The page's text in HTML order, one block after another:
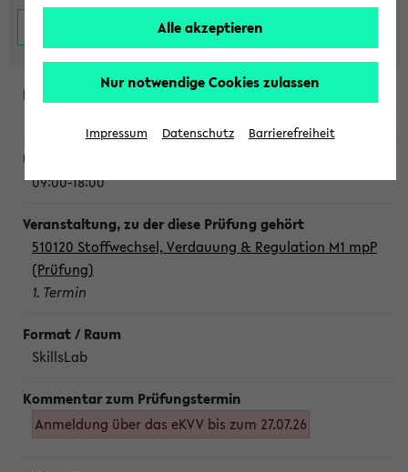
09:00-18:00
510120 Stoffwechsel, Verdauung & Regulation M1 mpP
(Prüfung)
1. Termin
SkillsLab
Anmeldung über das eKVV bis zum 27.07.26
Alle akzeptieren
Nur notwendige Cookies zulassen
Impressum Datenschutz Barrierefreiheit